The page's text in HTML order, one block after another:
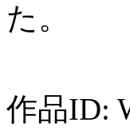
た。
作品ID: